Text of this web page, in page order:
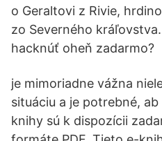
o Geraltovi z Rivie,
zo Severného
hacknúť oheň zadarmo?
je mimoriadne vážna
situáciu a je potrebné,
knihy sú k dispozícii